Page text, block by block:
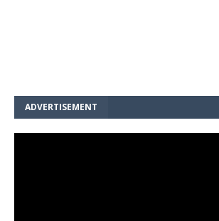
ADVERTISEMENT